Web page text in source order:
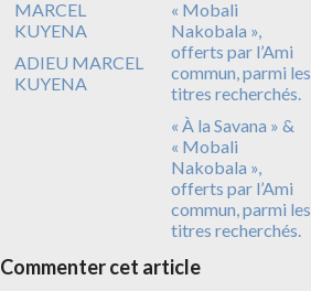
ADIEU MARCEL
KUYENA
« À la Savana » &
« Mobali
Nakobala »,
offerts par l’Ami
commun, parmi les
titres recherchés.
Commenter cet article